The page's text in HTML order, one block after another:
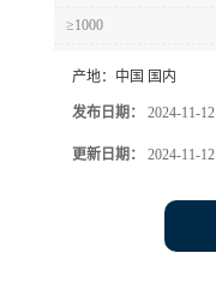
≥1000
产地： 中国 国内
发布日期： 2024-11-12
更新日期： 2024-11-12